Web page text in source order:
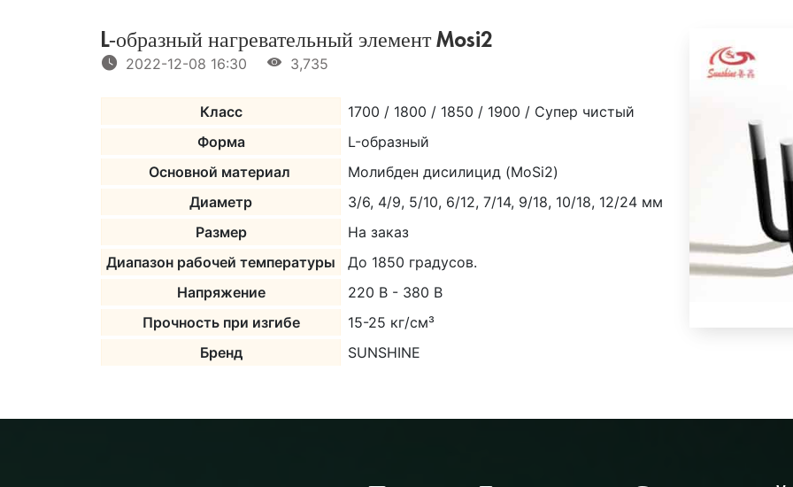
L-образный нагревательный элемент Mosi2
2022-12-08 16:30 3,735
Класс
1700 / 1800 / 1850 / 1900 / Супер чистый
Форма
L-образный
Основной материал
Молибден дисилицид (MoSi2)
Диаметр
3/6, 4/9, 5/10, 6/12, 7/14, 9/18, 10/18, 12/24 мм
Размер
На заказ
Диапазон рабочей температуры
До 1850 градусов.
Напряжение
220 В - 380 В
Прочность при изгибе
15-25 кг/см³
Бренд
SUNSHINE